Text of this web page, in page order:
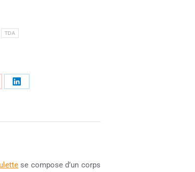
TDA
se compose d’un corps